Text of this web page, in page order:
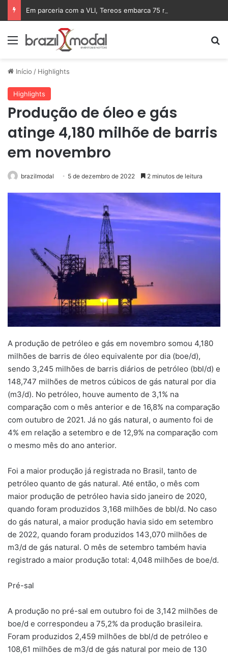
Menu
Início / Highlights
Highlights
Produção de óleo e gás
atinge 4,180 milhõe de barris
em novembro
brazilmodal 5 de dezembro de 2022 2 minutos de leitura
A produção de petróleo e gás em novembro somou 4,180
milhões de barris de óleo equivalente por dia (boe/d),
sendo 3,245 milhões de barris diários de petróleo (bbl/d) e
148,747 milhões de metros cúbicos de gás natural por dia
(m3/d). No petróleo, houve aumento de 3,1% na
comparação com o mês anterior e de 16,8% na comparação
com outubro de 2021. Já no gás natural, o aumento foi de
4% em relação a setembro e de 12,9% na comparação com
o mesmo mês do ano anterior.
Foi a maior produção já registrada no Brasil, tanto de
petróleo quanto de gás natural. Até então, o mês com
maior produção de petróleo havia sido janeiro de 2020,
quando foram produzidos 3,168 milhões de bbl/d. No caso
do gás natural, a maior produção havia sido em setembro
de 2022, quando foram produzidos 143,070 milhões de
m3/d de gás natural. O mês de setembro também havia
registrado a maior produção total: 4,048 milhões de boe/d.
Pré-sal
A produção no pré-sal em outubro foi de 3,142 milhões de
boe/d e correspondeu a 75,2% da produção brasileira.
Foram produzidos 2,459 milhões de bbl/d de petróleo e
108,61 milhões de m3/d de gás natural por meio de 130